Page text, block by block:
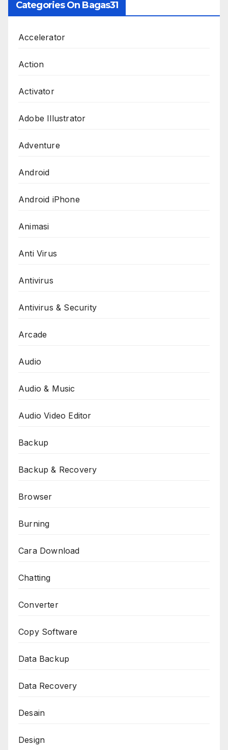
Categories On Bagas31
Accelerator
Action
Activator
Adobe Illustrator
Adventure
Android
Android iPhone
Animasi
Anti Virus
Antivirus
Antivirus & Security
Arcade
Audio
Audio & Music
Audio Video Editor
Backup
Backup & Recovery
Browser
Burning
Cara Download
Chatting
Converter
Copy Software
Data Backup
Data Recovery
Desain
Design